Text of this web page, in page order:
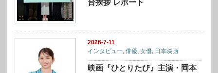
台挨拶 レポート
2026-7-11
インタビュー,俳優,女優, 日本映画
映画『ひとりたび』主演・岡本